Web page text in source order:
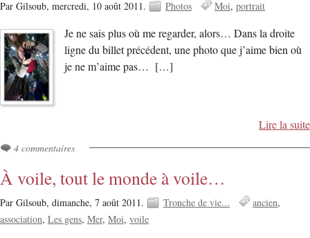
Par Gilsoub, mercredi, 10 août 2011. Photos Moi portrait
Je ne sais plus où me regarder, alors… Dans la droite
ligne du billet précédent, une photo que j’aime bien où
je ne m’aime pas… […]
Lire la suite
4 commentaires
À voile, tout le monde à voile…
Par Gilsoub, dimanche, 7 août 2011. Tronche de vie...
ancien
association Les gens Mer Moi voile